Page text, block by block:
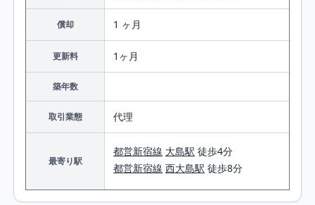
償却 1 ヶ月
更新料 1ヶ月
築年数
取引業態 代理
最寄り駅
都営新宿線 大島駅 徒歩4分
都営新宿線 西大島駅 徒歩8分